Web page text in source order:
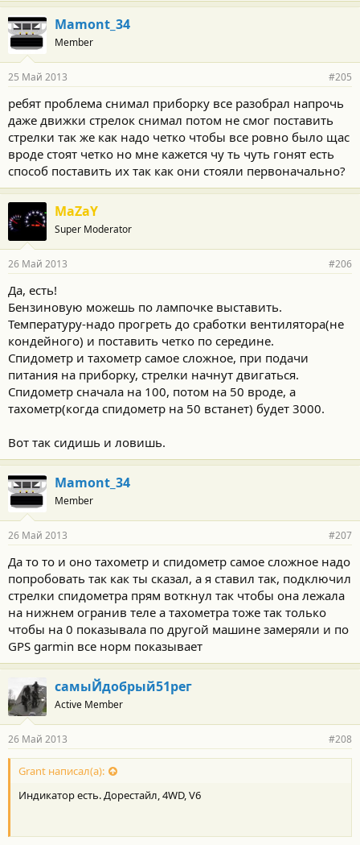
Mamont_34
Member
25 Май 2013 #205
ребят проблема снимал приборку все разобрал напрочь
даже движки стрелок снимал потом не смог поставить
стрелки так же как надо четко чтобы все ровно было щас
вроде стоят четко но мне кажется чу ть чуть гонят есть
способ поставить их так как они стояли первоначально?
MaZaY
Super Moderator
26 Май 2013 #206
Да, есть!
Бензиновую можешь по лампочке выставить.
Температуру-надо прогреть до сработки вентилятора(не
кондейного) и поставить четко по середине.
Спидометр и тахометр самое сложное, при подачи
питания на приборку, стрелки начнут двигаться.
Спидометр сначала на 100, потом на 50 вроде, а
тахометр(когда спидометр на 50 встанет) будет 3000.
Вот так сидишь и ловишь.
Mamont_34
Member
26 Май 2013 #207
Да то то и оно тахометр и спидометр самое сложное надо
попробовать так как ты сказал, а я ставил так, подключил
стрелки спидометра прям воткнул так чтобы она лежала
на нижнем огранив теле а тахометра тоже так только
чтобы на 0 показывала по другой машине замеряли и по
GPS garmin все норм показывает
самыЙдобрый51рег
Active Member
26 Май 2013 #208
Grant написал(а):
Индикатор есть. Дорестайл, 4WD, V6